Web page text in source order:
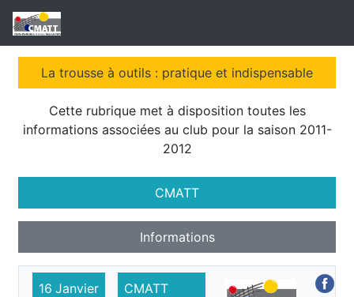
La trousse à outils : pratique et indispensable
Cette rubrique met à disposition toutes les
informations associées au club pour la saison 2011-
2012
CMATT
Informations
16 Janvier
CMATT